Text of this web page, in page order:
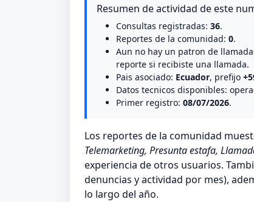
Resumen de actividad de este
Consultas registradas: 36.
Reportes de la comunidad: 0.
Aun no hay un patron de
reporte si recibiste una llamada.
Pais asociado: Ecuador, prefijo
Datos tecnicos disponibles:
Primer registro: 08/07/2026.
Los reportes de la comunidad
Telemarketing, Presunta estafa,
experiencia de otros usuarios.
denuncias y actividad por mes),
lo largo del año.